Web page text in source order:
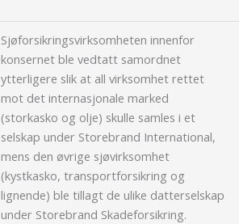
Sjøforsikringsvirksomheten innenfor
konsernet ble vedtatt samordnet
ytterligere slik at all virksomhet rettet
mot det internasjonale marked
(storkasko og olje) skulle samles i et
selskap under Storebrand International,
mens den øvrige sjøvirksomhet
(kystkasko, transportforsikring og
lignende) ble tillagt de ulike datterselskap
under Storebrand Skadeforsikring.